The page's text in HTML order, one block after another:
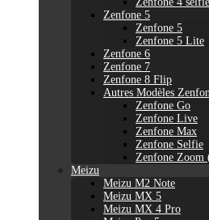
Zenfone 5
Zenfone 5
Zenfone 5 Lite
Zenfone 6
Zenfone 7
Zenfone 8 Flip
Autres Modèles
Zenfone Go
Zenfone Live
Zenfone Max
Zenfone Selfie
Zenfone Zoom
Meizu
Meizu M2 Note
Meizu MX 5
Meizu MX 4 Pro